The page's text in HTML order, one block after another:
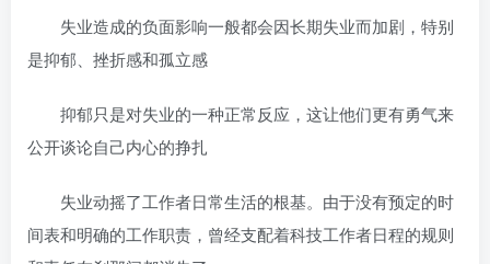
失业造成的负面影响一般都会因长期失业而加剧，特别
是抑郁、挫折感和孤立感
抑郁只是对失业的一种正常反应，这让他们更有勇气来
公开谈论自己内心的挣扎
失业动摇了工作者日常生活的根基。由于没有预定的时
间表和明确的工作职责，曾经支配着科技工作者日程的规则